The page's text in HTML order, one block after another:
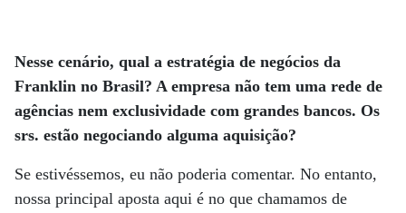
Nesse cenário, qual a estratégia de negócios da
Franklin no Brasil? A empresa não tem uma rede de
agências nem exclusividade com grandes bancos. Os
srs. estão negociando alguma aquisição?
Se estivéssemos, eu não poderia comentar. No entanto,
nossa principal aposta aqui é no que chamamos de